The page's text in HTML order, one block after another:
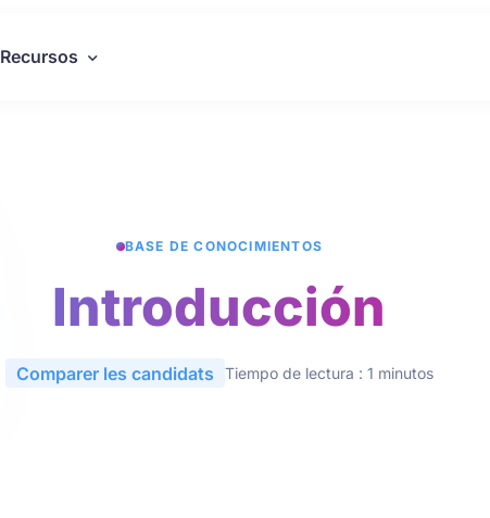
Recursos
BASE DE CONOCIMIENTOS
Introducción
Comparer les candidats Tiempo de lectura : 1 minutos